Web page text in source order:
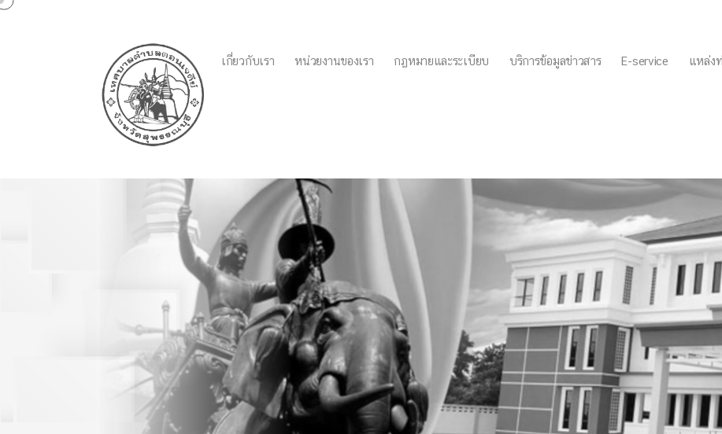
เกี่ยวกับเรา หน่วยงานของเรา กฏหมายและระเบียบ บริการข้อมูลข่าวสาร E-service แหล่ง
ประกาศเทศบาลตำบลดอนเจดีย์ เรื่องการระมัดระวังป้อ
ภัยหนาว 6/11/66